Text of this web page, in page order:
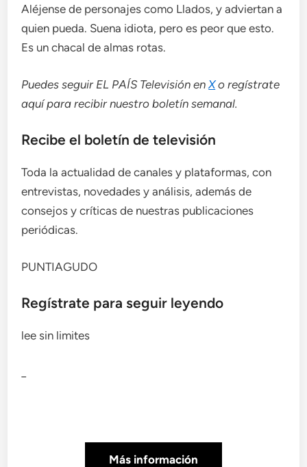
Aléjense de personajes como Llados, y adviertan a
quien pueda. Suena idiota, pero es peor que esto.
Es un chacal de almas rotas.
Puedes seguir EL PAÍS Televisión enXo regístrate
aquí para recibirnuestro boletín semanal.
Recibe el boletín de televisión
Toda la actualidad de canales y plataformas, con
entrevistas, novedades y análisis, además de
consejos y críticas de nuestras publicaciones
periódicas.
PUNTIAGUDO
Regístrate para seguir leyendo
lee sin limites
Más información